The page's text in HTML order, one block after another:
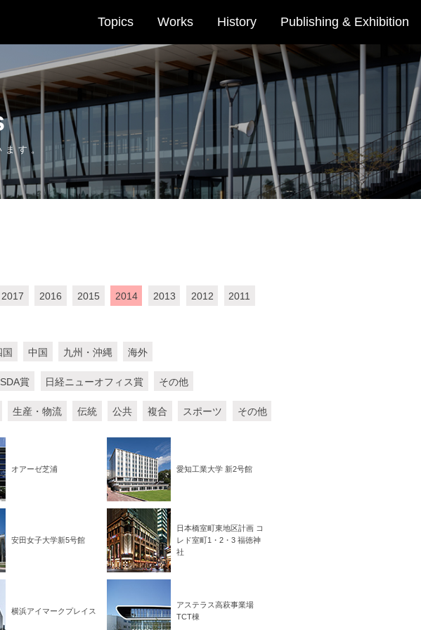
Topics Works History Publishing & Exhibition
す。
2017 2016 2015 2014 2013 2012 2011
国 中国 九州・沖縄 海外
SDA賞 日経ニューオフィス賞 その他
生産・物流 伝統 公共 複合 スポーツ その他
オアーゼ芝浦 愛知工業大学 新2号館
安田女子大学新5号館
日本橋室町東地区計画 コ
レド室町1・2・3 福徳神
社
横浜アイマークプレイス
アステラス高萩事業場
TCT棟